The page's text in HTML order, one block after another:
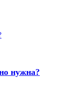
нужна?